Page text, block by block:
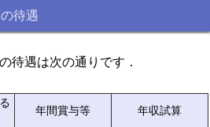
待遇
待遇は次の通りです．
年間賞与等 年収試算